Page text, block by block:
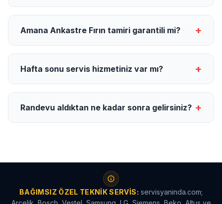
Amana Ankastre Fırın tamiri garantili mi? +
Hafta sonu servis hizmetiniz var mı? +
Randevu aldıktan ne kadar sonra gelirsiniz? +
BAĞIMSIZ ÖZEL TEKNIK SERVIS: servisyaninda.com;